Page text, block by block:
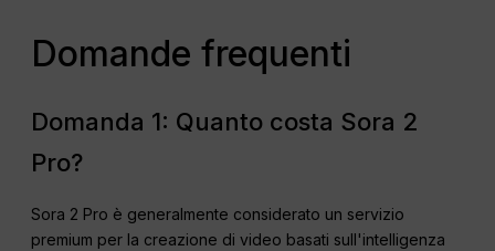
Domande frequenti
Domanda 1: Quanto costa Sora 2
Pro?
Sora 2 Pro è generalmente considerato un servizio
premium per la creazione di video basati sull'intelligenza